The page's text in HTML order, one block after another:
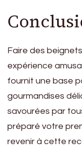
Faire des
expérience
fournit une base
gourmandises
savourées par
préparé votre
revenir à cette